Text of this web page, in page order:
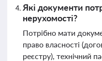
Які документи
нерухомості?
Потрібно мати
право власності
реєстру), технічний